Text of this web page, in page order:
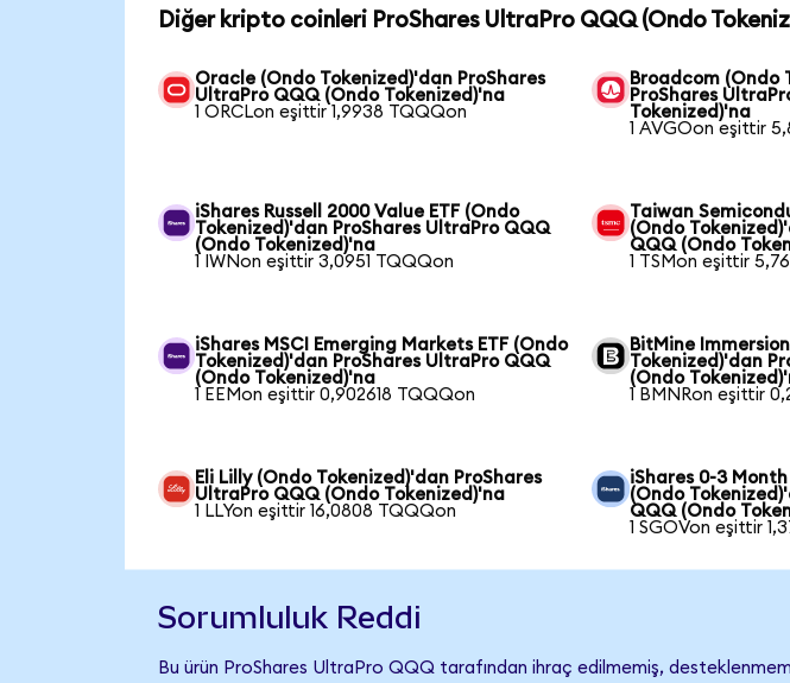
Diğer kripto coinleri ProShares UltraPro QQQ (Ondo
Oracle (Ondo Tokenized)'dan ProShares
UltraPro QQQ (Ondo Tokenized)'na
1 ORCLon eşittir 1,9938 TQQQon
Broadcom (Ondo
ProShares
Tokenized)'na
1 AVGOon eşittir
iShares Russell 2000 Value ETF (Ondo
Tokenized)'dan ProShares UltraPro QQQ
(Ondo Tokenized)'na
1 IWNon eşittir 3,0951 TQQQon
Taiwan
(Ondo
QQQ (Ondo
1 TSMon eşittir
iShares MSCI Emerging Markets ETF (Ondo
Tokenized)'dan ProShares UltraPro QQQ
(Ondo Tokenized)'na
1 EEMon eşittir 0,902618 TQQQon
BitMine
Tokenized)'dan
(Ondo
1 BMNRon eşittir
Eli Lilly (Ondo Tokenized)'dan ProShares
UltraPro QQQ (Ondo Tokenized)'na
1 LLYon eşittir 16,0808 TQQQon
iShares 0-3
(Ondo
QQQ (Ondo
1 SGOVon eşittir
Sorumluluk Reddi
Bu ürün ProShares UltraPro QQQ tarafından ihraç edilmemiş,